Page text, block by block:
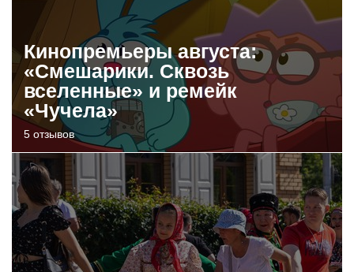
Кинопремьеры августа:
«Смешарики. Сквозь
вселенные» и ремейк
«Чучела»
5 отзывов